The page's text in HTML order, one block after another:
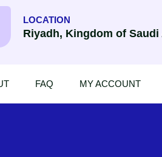
LOCATION
Riyadh, Kingdom of Saudi
FAQ MY ACCOUNT